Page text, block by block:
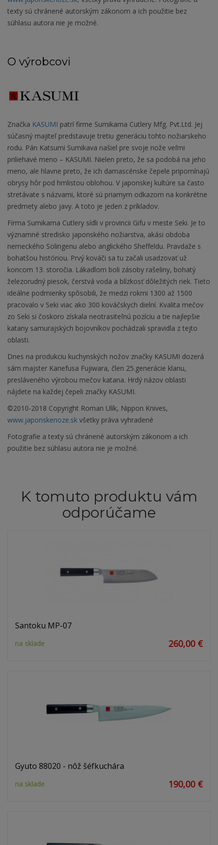
texty sú chránené autorským zákonom a ich použitie bez
súhlasu autora nie je možné.
O výrobcovi
Značka KASUMI patrí firme Sumikama Cutlery Mfg. Pvt.Ltd. Jej
súčasný majiteľ predstavuje tretiu generáciu tohto nožiarskeho
rodu. Pán Katsumi Sumikava našiel pre svoje nože veľmi
priliehavé meno – KASUMI. Nielen preto, že sa podobá na jeho
meno, ale hlavne preto, že ich damascénske čepele pripomínajú
obrysy hôr pod hmlistou oblohou. V japonskej kultúre sa často
stretávate s názvami, ktoré sú priamym odkazom na konkrétne
predmety alebo javy. A toto je jeden z príkladov.
Firma Sumikama Cutlery sídli v provincii Gifu v meste Seki. Je to
významné stredisko japonského nožiarstva, akási obdoba
nemeckého Solingenu alebo anglického Sheffeldu. Pravdaže s
bohatšou históriou. Prvý kováči sa tu začali usadzovať už
koncom 13. storočia. Lákadlom boli zásoby rašeliny, bohatý
železorudný piesok, čerstvá voda a blízkosť dôležitých riek. Tieto
ideálne podmienky spôsobili, že medzi rokmi 1300 až 1500
pracovalo v Seki viac ako 300 kováčskych dielní. Kvalita mečov
zo Seki si čoskoro získala neotrasiteľnú pozíciu a tie najlepšie
katany samurajských bojovníkov pochádzali spravidla z tejto
oblasti.
Dnes na produkciu kuchynských nožov značky KASUMI dozerá
sám majster Kanefusa Fujiwara, člen 25.generácie klanu,
presláveného výrobou mečov katana. Hrdý názov oblasti
nájdete na každej čepeli značky KASUMI.
©2010-2018 Copyright Roman Ulík, Nippon Knives,
www.japonskenoze.sk všetky práva vyhradené
Fotografie a texty sú chránené autorským zákonom a ich
použitie bez súhlasu autora nie je možné.
K tomuto produktu vám
odporúčame
Santoku MP-07
na sklade 260,00 €
Gyuto 88020 - nôž šéfkuchára
na sklade 190,00 €